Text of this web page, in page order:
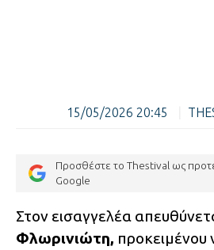
15/05/2026 20:45
Προσθέστε το Thestival ως
Google
Στον εισαγγελέα
Φλωρινιώτη, προκειμένου